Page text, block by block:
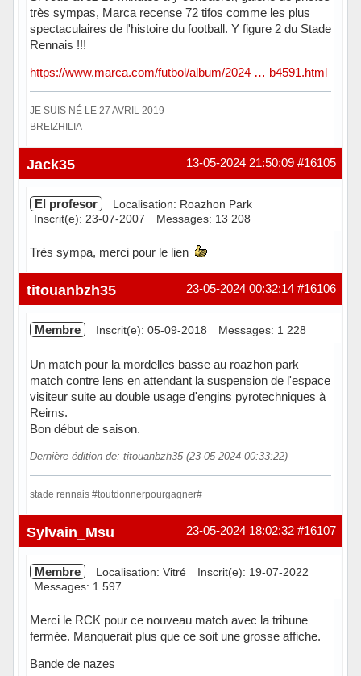
très sympas, Marca recense 72 tifos comme les plus
spectaculaires de l'histoire du football. Y figure 2 du Stade
Rennais !!!
https://www.marca.com/futbol/album/2024 … b4591.html
JE SUIS NÉ LE 27 AVRIL 2019
BREIZHILIA
Hors ligne #16105
13-05-2024 21:50:09
Jack35
El profesor
Localisation: Roazhon Park
Inscrit(e): 23-07-2007
Messages: 13 208
Très sympa, merci pour le lien
Hors ligne #16106
23-05-2024 00:32:14
titouanbzh35
Membre Inscrit(e): 05-09-2018 Messages: 1 228
Un match pour la mordelles basse au roazhon park
match contre lens en attendant la suspension de l'espace
visiteur suite au double usage d'engins pyrotechniques à
Reims.
Bon début de saison.
Dernière édition de: titouanbzh35 (23-05-2024 00:33:22)
stade rennais #toutdonnerpourgagner#
Hors ligne #16107
23-05-2024 18:02:32
Sylvain_Msu
Membre Localisation: Vitré
Inscrit(e): 19-07-2022
Messages: 1 597
Merci le RCK pour ce nouveau match avec la tribune
fermée. Manquerait plus que ce soit une grosse affiche.
Bande de nazes